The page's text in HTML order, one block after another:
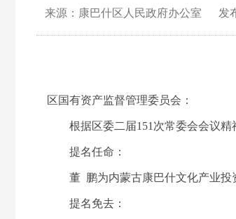
来源：康巴什区人民政府办公室 发
区国有资产监督管理委员会：
根据区委二届151次常委会会议精
提名任命：
董 鹏为内蒙古康巴什文化产业投
提名免去：